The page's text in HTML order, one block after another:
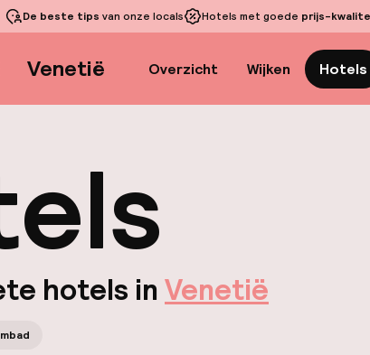
De beste tips van onze locals Hotels met goede prijs-
Venetië Overzicht Wijken Hotels
hotels in Venetië